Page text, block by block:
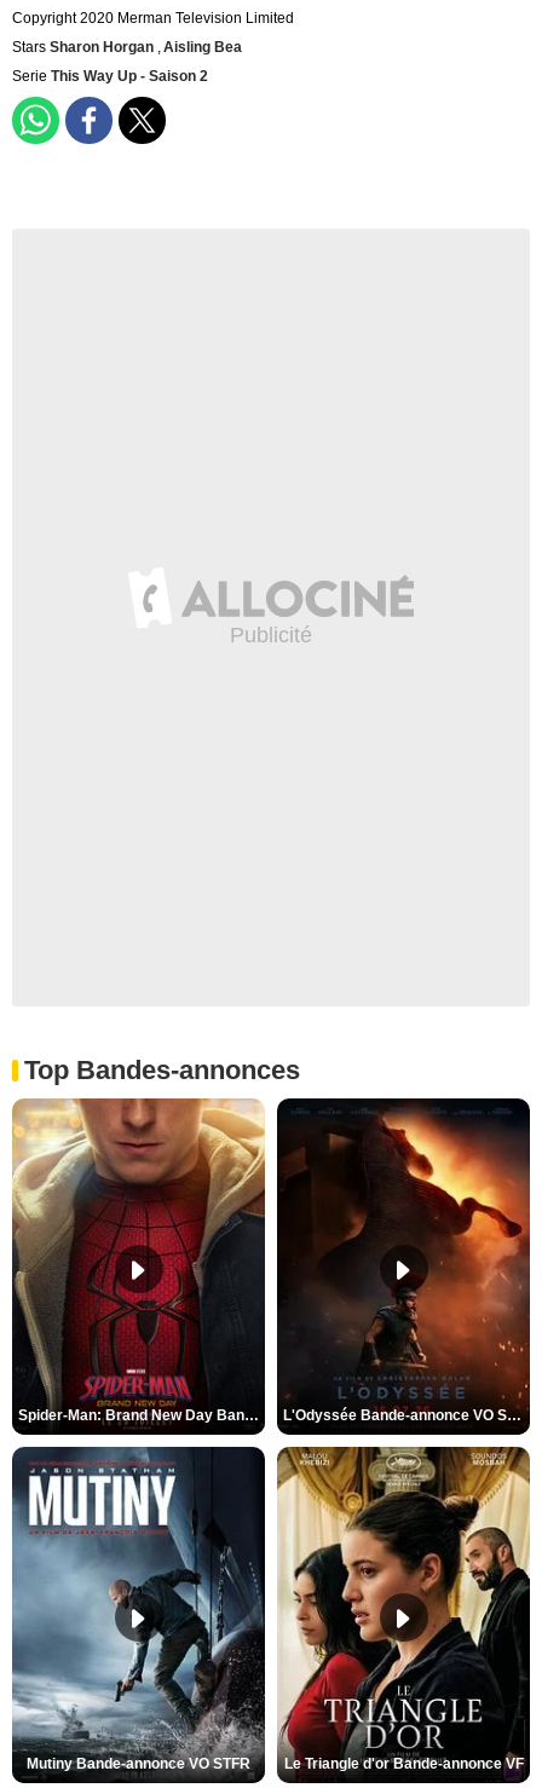
Copyright 2020 Merman Television Limited
Stars Sharon Horgan ,Aisling Bea
Serie This Way Up - Saison 2
Top Bandes-annonces
Spider-Man: Brand New Day Bande-annonce VO STFR L'Odyssée Bande-annonce VO STFR
Mutiny Bande-annonce VO STFR Le Triangle d'or Bande-annonce VF